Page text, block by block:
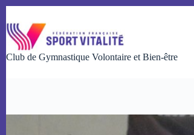
au
contenu
Club de Gymnastique Volontaire et Bien-être